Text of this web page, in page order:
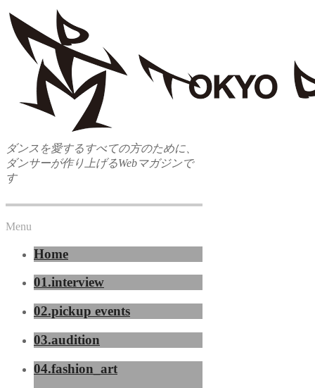
ダンスを愛するすべての方のために、
ダンサーが作り上げるWebマガジンで
す
Menu
Home
01.interview
02.pickup events
03.audition
04.fashion_art